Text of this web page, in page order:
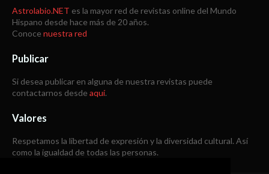
Astrolabio.NET es la mayor red de revistas online del Mundo
Hispano desde hace más de 20 años.
Conoce nuestra red
Publicar
Si desea publicar en alguna de nuestra revistas puede
contactarnos desde aquí.
Valores
Respetamos la libertad de expresión y la diversidad cultural. Así
como la igualdad de todas las personas.